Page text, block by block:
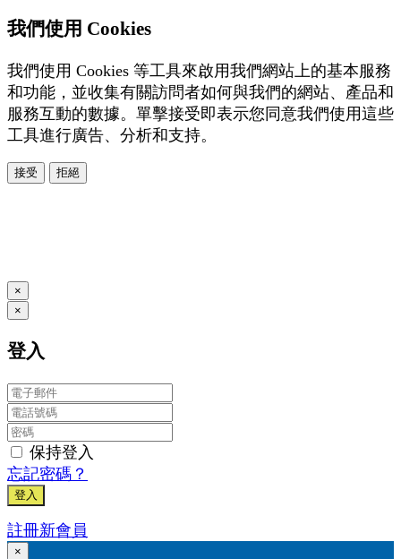
我們使用 Cookies
我們使用 Cookies 等工具來啟用我們網站上的基本服務
和功能，並收集有關訪問者如何與我們的網站、產品和
服務互動的數據。單擊接受即表示您同意我們使用這些
工具進行廣告、分析和支持。
接受 拒絕
×
×
登入
保持登入
忘記密碼？
登入
註冊新會員
×